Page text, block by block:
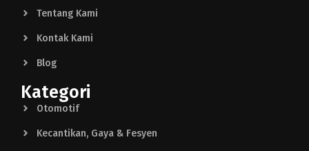
Tentang Kami
Kontak Kami
Blog
Kategori
Otomotif
Kecantikan, Gaya & Fesyen